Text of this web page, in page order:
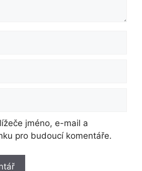
jméno, e-mail a
pro budoucí komentáře.